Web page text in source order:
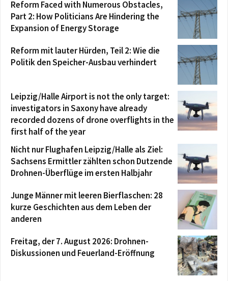
Reform Faced with Numerous Obstacles,
Part 2: How Politicians Are Hindering the
Expansion of Energy Storage
Reform mit lauter Hürden, Teil 2: Wie die
Politik den Speicher-Ausbau verhindert
Leipzig/Halle Airport is not the only target:
investigators in Saxony have already
recorded dozens of drone overflights in the
first half of the year
Nicht nur Flughafen Leipzig/Halle als Ziel:
Sachsens Ermittler zählten schon Dutzende
Drohnen-Überflüge im ersten Halbjahr
Junge Männer mit leeren Bierflaschen: 28
kurze Geschichten aus dem Leben der
anderen
Freitag, der 7. August 2026: Drohnen-
Diskussionen und Feuerland-Eröffnung